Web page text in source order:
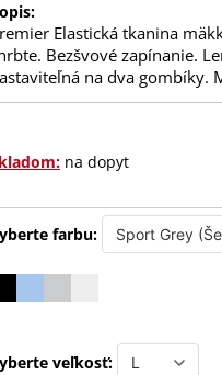
Elastická tkanina
Bezšvové zapínanie.
na dva gombíky.
na dopyt
farbu:
veľkosť: